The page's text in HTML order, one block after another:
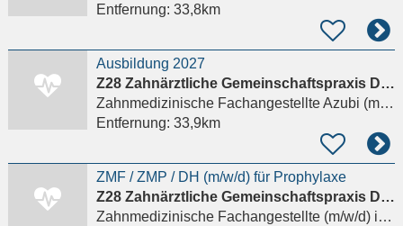
Entfernung: 33,8km
Ausbildung 2027
Z28 Zahnärztliche Gemeinschaftspraxis Dr. Andrea Schekelmann und Dr. Susanne Amberg
Zahnmedizinische Fachangestellte Azubi (m/w/d)
Entfernung: 33,9km
ZMF / ZMP / DH (m/w/d) für Prophylaxe
Z28 Zahnärztliche Gemeinschaftspraxis Dr. Andrea Schekelmann und Dr. Susanne Amberg
Zahnmedizinische Fachangestellte (m/w/d)in Gelnhausen, Hailer